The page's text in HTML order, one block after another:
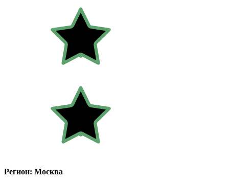
Регион: Москва